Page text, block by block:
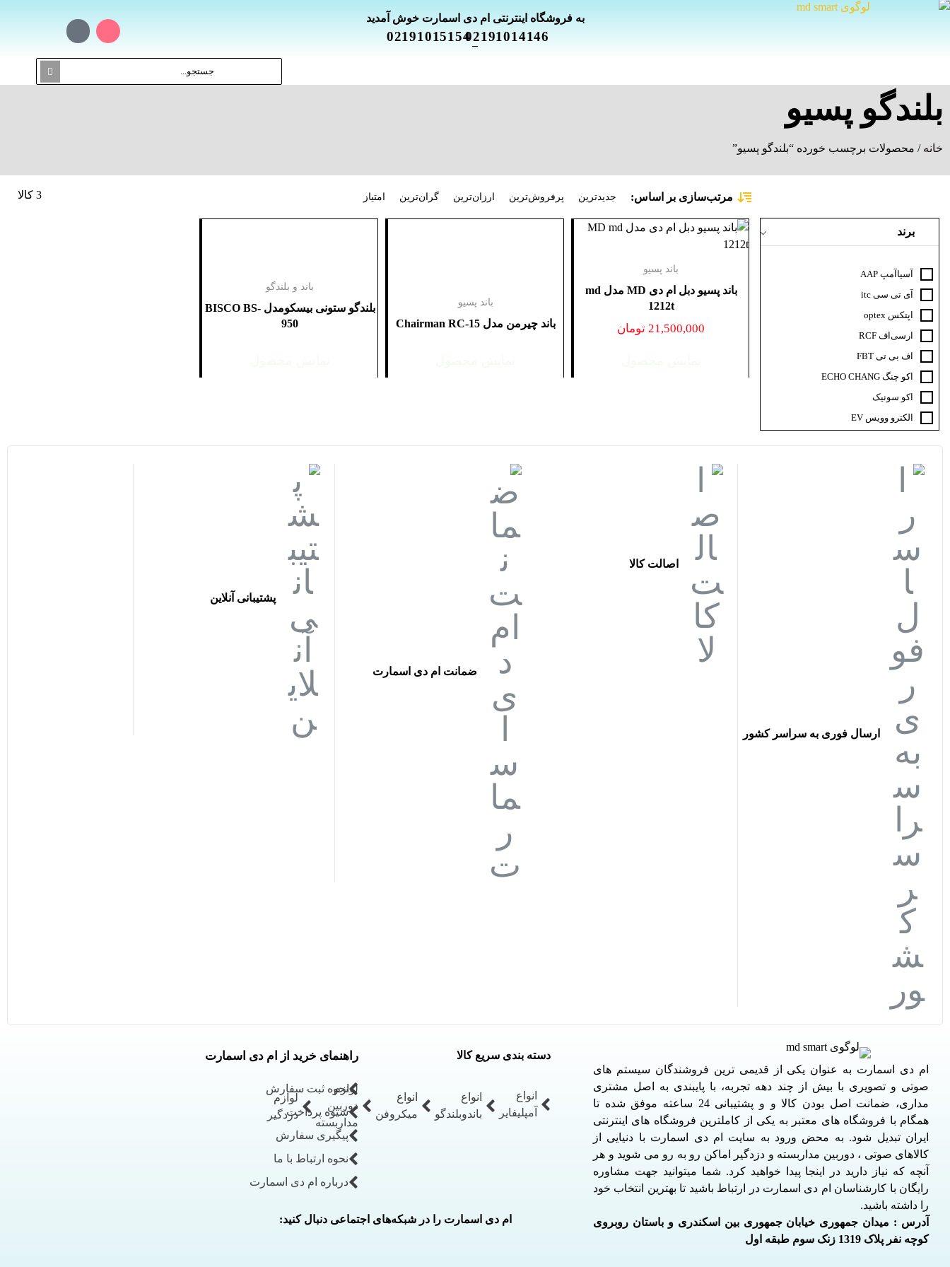
به فروشگاه اینترنتی ام دی اسمارت خوش آمدید
02191014146
_
02191015154
بلندگو پسیو
خانه / محصولات برچسب خورده “بلندگو پسیو”
برند
آسیاآمپ AAP
آی تی سی itc
اپتکس optex
ار‌سی‌اف RCF
اف‌ بی‌ تی FBT
اکو چنگ ECHO CHANG
اکو سونیک
الکترو وویس EV
بیرداینامیک beyerdynamic
پارادوکس paradox
جی ام کا GMK
جی تی ار JTR
چیرمن CHAIRMAN
دایناپرو DYNAPRO
دایناکورد DYNACORD
دی جی DJ
روژان ROJAN
زوم ZOOM
ساندکرافت Soundcraft
سکام SECOM
شور SHURE
فایر وال FIRE WALL
فایو استار
فوتال
فونیکس PHOENIX
کرون CROWN
هایک ویژن
یاماها YAMAHA
3 کالا مرتب‌سازی بر اساس: پرفروش‌ترین ارزان‌ترین گران‌ترین جدیدترین امتیاز
باند پسیو
باند پسیو دبل ام دی MD مدل md
1212t
21,500,000 تومان
باند پسیو
باند چیرمن مدل Chairman RC-15
باند و بلندگو
بلندگو ستونی بیسکومدل BISCO BS-
950
ارسال فوری به سراسر کشور
اصالت کالا
ضمانت ام دی اسمارت
پشتیبانی آنلاین
ام دی اسمارت به عنوان یکی از قدیمی ترین فروشندگان سیستم های
صوتی و تصویری با بیش از چند دهه تجربه، با پایبندی به اصل مشتری
مداری، ضمانت اصل بودن کالا و و پشتیبانی 24 ساعته موفق شده تا
همگام با فروشگاه های معتبر به یکی از کاملترین فروشگاه های اینترنتی
ایران تبدیل شود. به محض ورود به سایت ام دی اسمارت با دنیایی از
کالاهای صوتی ، دوربین مداربسته و دزدگیر اماکن رو به رو می شوید و هر
آنچه که نیاز دارید در اینجا پیدا خواهید کرد. شما میتوانید جهت مشاوره
رایگان با کارشناسان ام دی اسمارت در ارتباط باشید تا بهترین انتخاب خود
را داشته باشید.
آدرس : میدان جمهوری خیابان جمهوری بین اسکندری و باستان روبروی
کوچه نفر پلاک 1319 زنک سوم طبقه اول
دسته بندی سریع کالا
انواع
آمپلیفایر
انواع
باندوبلندگو
انواع
میکروفن
لوازم
دوربین
مداربسته
لوازم
دزدگیر
راهنمای خرید از ام دی اسمارت
نحوه ثبت سفارش
شیوه پرداخت
پیگیری سفارش
نحوه ارتباط با ما
درباره ام دی اسمارت
ام دی اسمارت را در شبکه‌های اجتماعی دنبال کنید: